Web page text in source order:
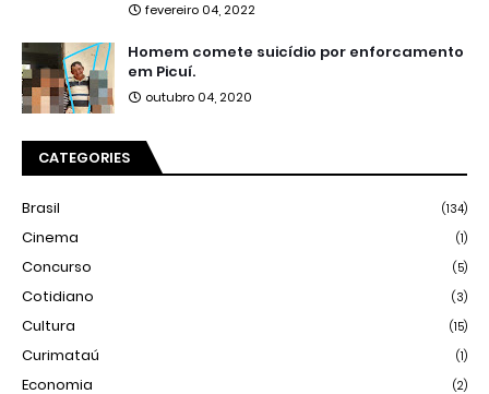
fevereiro 04, 2022
Homem comete suicídio por enforcamento
em Picuí.
outubro 04, 2020
CATEGORIES
Brasil (134)
Cinema (1)
Concurso (5)
Cotidiano (3)
Cultura (15)
Curimataú (1)
Economia (2)